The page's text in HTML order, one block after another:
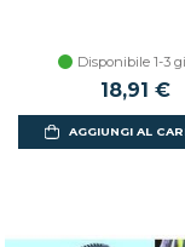
Disponibile 1-3
18,91 €
AGGIUNGI AL